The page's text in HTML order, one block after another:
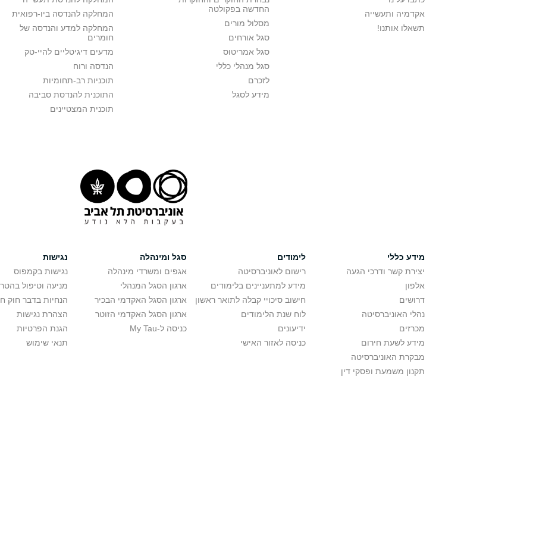
אקדמיה ותעשייה
תשאלו אותנו!
החדשה בפקולטה
מסלול מורים
סגל אורחים
סגל אמריטוס
סגל מנהלי כללי
לזכרם
מידע לסגל
המחלקה להנדסה ביו-רפואית
המחלקה למדע והנדסה של
חומרים
מדעים דיגיטליים להיי-טק
הנדסה ורוח
תוכניות רב-תחומיות
התוכנית להנדסת סביבה
תוכנית המצטיינים
מידע כללי
יצירת קשר ודרכי הגעה
אלפון
דרושים
נהלי האוניברסיטה
מכרזים
מידע לשעת חירום
מבקרת האוניברסיטה
תקנון משמעת ופסקי דין
לימודים
רישום לאוניברסיטה
מידע למתעניינים בלימודים
חישוב סיכויי קבלה לתואר ראשון
לוח שנת הלימודים
ידיעונים
כניסה לאזור האישי
סגל ומינהלה
אגפים ומשרדי מינהלה
ארגון הסגל המנהלי
ארגון הסגל האקדמי הבכיר
ארגון הסגל האקדמי הזוטר
כניסה ל-My Tau
נגישות
נגישות בקמפוס
מניעה וטיפול
הנחיות בדבר חוק
הצהרת נגישות
הגנת הפרטיות
תנאי שימוש